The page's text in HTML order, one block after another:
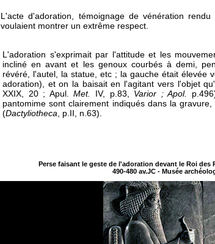
L'acte d'adoration, témoignage de vénération
voulaient montrer un extrême respect.
L'adoration s'exprimait par l'attitude et les
incliné en avant et les genoux courbés à demi,
révéré, l'autel, la statue, etc ; la gauche était élevée
adoration), et on la baisait en l'agitant vers l'objet
XXIX, 20 ; Apul.Met. IV, p.83, Varior ; Apol.
pantomime sont clairement indiqués dans la
(Dactyliotheca , p.II, n.63).
Perse faisant le geste de l'adoration devant le Roi
490-480 av.JC - Musée